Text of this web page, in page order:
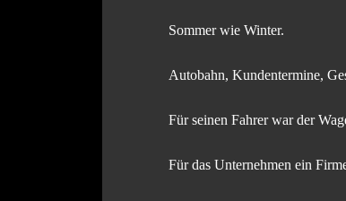
Sommer wie Winter.
Autobahn, Kundentermine,
Für seinen Fahrer war der
Für das Unternehmen ein